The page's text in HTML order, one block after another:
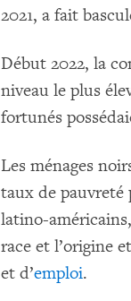
2021, a fait
Début 2022, la
niveau le plus
fortunés
Les ménages
taux de pauvreté
latino-
race et l’origine
et d’emploi.